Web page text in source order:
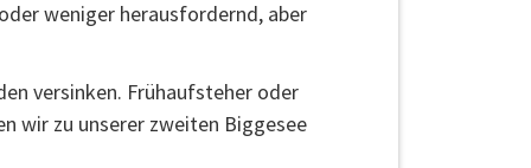
weniger herausfordernd, aber
versinken. Frühaufsteher oder
wir zu unserer zweiten Biggesee